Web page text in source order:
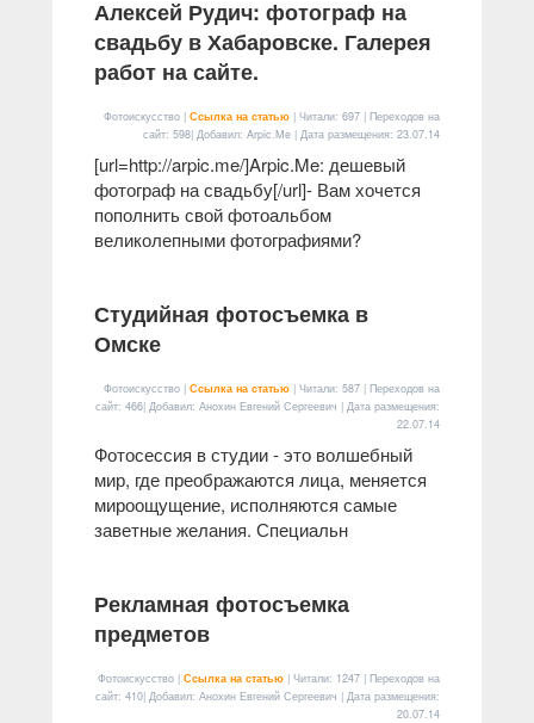
Алексей Рудич: фотограф на
свадьбу в Хабаровске. Галерея
работ на сайте.
Фотоискусство | Ссылка на статью | Читали: 697 | Переходов на
сайт: 598| Добавил: Arpic.Me | Дата размещения: 23.07.14
[url=http://arpic.me/]Arpic.Me: дешевый
фотограф на свадьбу[/url]- Вам хочется
пополнить свой фотоальбом
великолепными фотографиями?
Студийная фотосъемка в
Омске
Фотоискусство | Ссылка на статью | Читали: 587 | Переходов на
сайт: 466| Добавил: Анохин Евгений Сергеевич | Дата размещения:
22.07.14
Фотосессия в студии - это волшебный
мир, где преображаются лица, меняется
мироощущение, исполняются самые
заветные желания. Специальн
Рекламная фотосъемка
предметов
Фотоискусство | Ссылка на статью | Читали: 1247 | Переходов на
сайт: 410| Добавил: Анохин Евгений Сергеевич | Дата размещения:
20.07.14